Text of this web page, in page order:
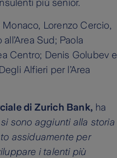
più senior.
Lorenzo Cercio,
Sud; Paola
Centro; Denis Golubev e
Alfieri per l’Area
di Zurich Bank, ha
sono aggiunti alla storia
assiduamente per
i talenti più